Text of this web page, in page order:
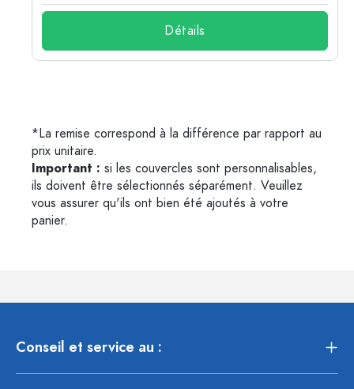
Détails
*La remise correspond à la différence par rapport au
prix unitaire.
Important : si les couvercles sont personnalisables,
ils doivent être sélectionnés séparément. Veuillez
vous assurer qu'ils ont bien été ajoutés à votre
panier.
Conseil et service au :